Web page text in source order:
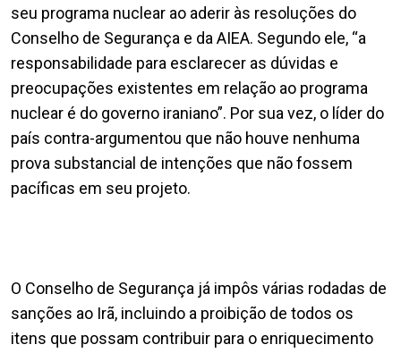
seu programa nuclear ao aderir às resoluções do
Conselho de Segurança e da AIEA. Segundo ele, “a
responsabilidade para esclarecer as dúvidas e
preocupações existentes em relação ao programa
nuclear é do governo iraniano”. Por sua vez, o líder do
país contra-argumentou que não houve nenhuma
prova substancial de intenções que não fossem
pacíficas em seu projeto.
O Conselho de Segurança já impôs várias rodadas de
sanções ao Irã, incluindo a proibição de todos os
itens que possam contribuir para o enriquecimento